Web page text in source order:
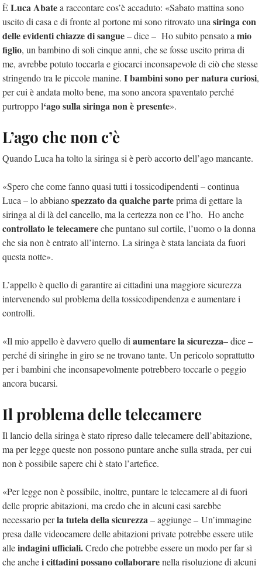
ÈLuca Abatea raccontare cos’è accaduto: «Sabato mattina sono
uscito di casa e di fronte al portone mi sono ritrovato unasiringa con
delle evidenti chiazze di sangue– dice – Ho subito pensato amio
figlio, un bambino di soli cinque anni, che se fosse uscito prima di
me, avrebbe potuto toccarla e giocarci inconsapevole di ciò che stesse
stringendo tra le piccole manine. I bambini sono per natura curiosi,
per cui è andata molto bene, ma sono ancora spaventato perché
purtroppo l‘ago sulla siringa non è presente».
L’ago che non c’è
Quando Luca ha tolto la siringa si è però accorto dell’ago mancante.
«Spero che come fanno quasi tutti i tossicodipendenti – continua
Luca – lo abbianospezzato da qualche parteprima di gettare la
siringa al di là del cancello, ma la certezza non ce l’ho. Ho anche
controllato le telecamereche puntano sul cortile, l’uomo o la donna
che sia non è entrato all’interno. La siringa è stata lanciata da fuori
questa notte».
L’appello è quello di garantire ai cittadini una maggiore sicurezza
intervenendo sul problema della tossicodipendenza e aumentare i
controlli.
«Il mio appello è davvero quello diaumentare la sicurezza– dice –
perché di siringhe in giro se ne trovano tante. Un pericolo soprattutto
per i bambini che inconsapevolmente potrebbero toccarle o peggio
ancora bucarsi.
Il problema delle telecamere
Il lancio della siringa è stato ripreso dalle telecamere dell’abitazione,
ma per legge queste non possono puntare anche sulla strada, per cui
non è possibile sapere chi è stato l’artefice.
«Per legge non è possibile, inoltre, puntare le telecamere al di fuori
delle proprie abitazioni, ma credo che in alcuni casi sarebbe
necessario perla tutela della sicurezza– aggiunge – Un’immagine
presa dalle videocamere delle abitazioni private potrebbe essere utile
alleindagini ufficiali.Credo che potrebbe essere un modo per far sì
che anchei cittadini possano collaborarenella risoluzione di alcuni